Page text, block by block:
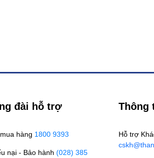
đài hỗ trợ
hàng 1800 9393
nại - Bảo hành (028) 385
Thông
Hỗ trợ